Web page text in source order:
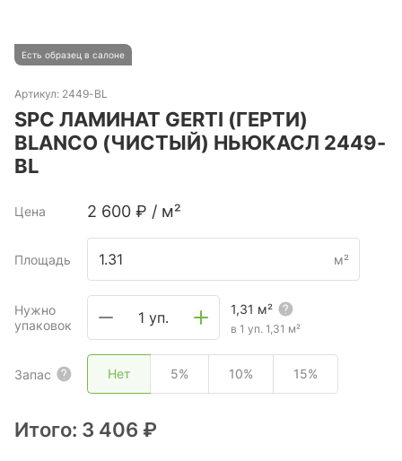
Есть образец в салоне
Артикул: 2449-BL
SPC ЛАМИНАТ GERTI (ГЕРТИ)
BLANCO (ЧИСТЫЙ) НЬЮКАСЛ 2449-
BL
Цена 2 600 ₽ / м²
Площадь м²
Нужно
упаковок
1 уп. 1,31 м²
в 1 уп. 1,31 м²
Запас Нет 5% 10% 15%
Итого: 3 406 ₽